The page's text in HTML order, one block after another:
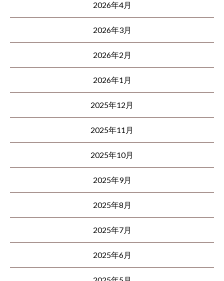
2026年4月
2026年3月
2026年2月
2026年1月
2025年12月
2025年11月
2025年10月
2025年9月
2025年8月
2025年7月
2025年6月